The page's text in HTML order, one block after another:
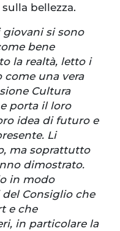
bellezza.
giovani si sono
bene
la realtà, letto i
come una vera
Cultura
porta il loro
idea di futuro e
Li
ma soprattutto
dimostrato.
in modo
Consiglio che
e che
in particolare la